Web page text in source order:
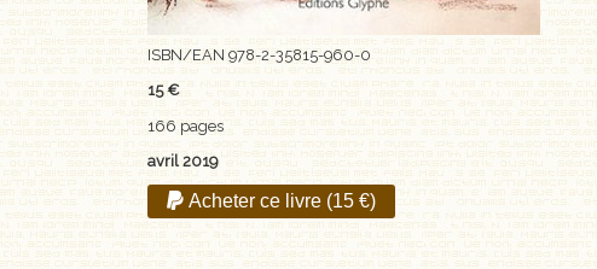
ISBN/EAN 978-2-35815-960-0
15 €
166 pages
avril 2019
Acheter ce livre (15 €)